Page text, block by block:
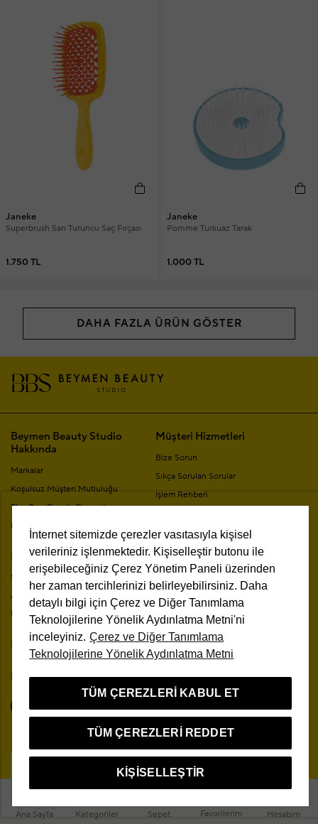
Ana Sayfa Kategoriler Sepet Favorilerim Hesabım
Janeke
Superbrush Sarı Turuncu Saç Fırçası
1.750 TL
Janeke
Pomme Turkuaz Tarak
1.000 TL
DAHA FAZLA ÜRÜN GÖSTER
Beymen Beauty Studio
Hakkında
Markalar
Koşulsuz Müşteri Mutluluğu
The One Beauty Rewards
Bilgi Toplumu Hizmetleri
Hesabım
Siparişlerim
Adreslerim
Üyelik Bilgilerim
Mağazalar
Müşteri Hizmetleri
Bize Sorun
Sıkça Sorulan Sorular
İşlem Rehberi
Mağazadan Teslim
Üyelik Sözleşmesi
Site Haritası
Kişisel Verilerin Korunması
İletişim
Mesafeli Satış Sözleşmesi
Kampanya Koşulları
Bizi Takip Edin
Çerez Yönetim Paneli
İnternet sitemizde çerezler vasıtasıyla kişisel
verileriniz işlenmektedir. Kişiselleştir butonu ile
erişebileceğiniz Çerez Yönetim Paneli üzerinden
her zaman tercihlerinizi belirleyebilirsiniz. Daha
detaylı bilgi için Çerez ve Diğer Tanımlama
Teknolojilerine Yönelik Aydınlatma Metni'ni
inceleyiniz. Çerez ve Diğer Tanımlama
Teknolojilerine Yönelik Aydınlatma Metni
TÜM ÇEREZLERI KABUL ET
TÜM ÇEREZLERI REDDET
KIŞISELLEŞTIR